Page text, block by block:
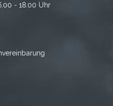
- 18.00 Uhr